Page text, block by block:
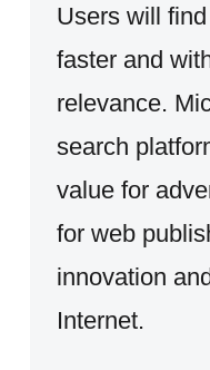
Users will
faster and
relevance.
search
value for
for web
innovation
Internet.